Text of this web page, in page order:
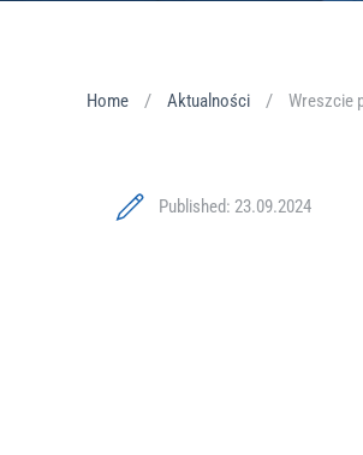
Home Aktualności Wreszcie
Published: 23.09.2024